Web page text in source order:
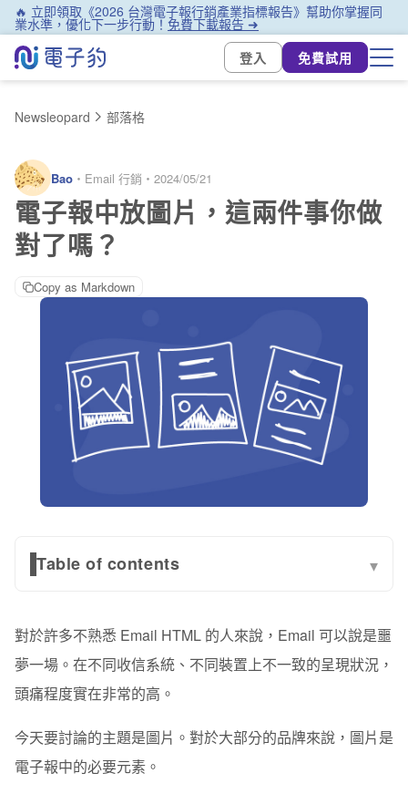
🔥 立即領取《2026 台灣電子報行銷產業指標報告》幫助你掌握同
業水準，優化下一步行動！免費下載報告 ➜
登入
免費試用
Newsleopard 部落格
Bao ・ Email 行銷 ・ 2024/05/21
電子報中放圖片，這兩件事你做
對了嗎？
Copy as Markdown
Table of contents ▾
圖片在 Outlook 上呈現的問題
如何解決？使 Email 中圖片正常顯示，你可以這麼做
對於許多不熟悉 Email HTML 的人來說，Email 可以說是噩
夢一場。在不同收信系統、不同裝置上不一致的呈現狀況，
頭痛程度實在非常的高。
今天要討論的主題是圖片。對於大部分的品牌來說，圖片是
電子報中的必要元素。